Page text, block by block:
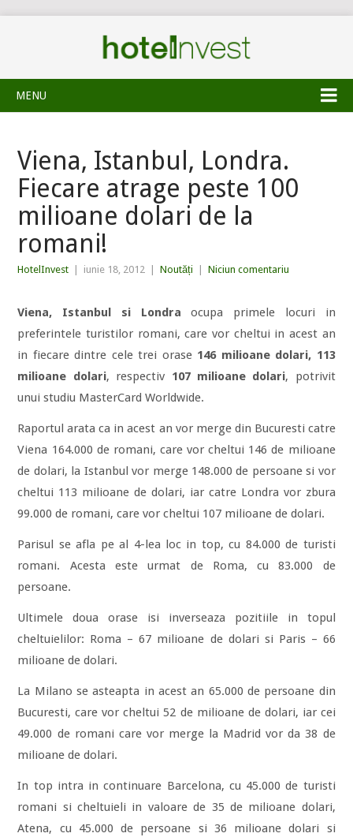
MENU
Viena, Istanbul, Londra.
Fiecare atrage peste 100
milioane dolari de la
romani!
HotelInvest iunie 18, 2012 Noutăți Niciun comentariu
Viena, Istanbul si Londra ocupa primele locuri in
preferintele turistilor romani, care vor cheltui in acest an
in fiecare dintre cele trei orase 146 milioane dolari, 113
milioane dolari, respectiv 107 milioane dolari, potrivit
unui studiu MasterCard Worldwide.
Raportul arata ca in acest an vor merge din Bucuresti catre
Viena 164.000 de romani, care vor cheltui 146 de milioane
de dolari, la Istanbul vor merge 148.000 de persoane si vor
cheltui 113 milioane de dolari, iar catre Londra vor zbura
99.000 de romani, care vor cheltui 107 milioane de dolari.
Parisul se afla pe al 4-lea loc in top, cu 84.000 de turisti
romani. Acesta este urmat de Roma, cu 83.000 de
persoane.
Ultimele doua orase isi inverseaza pozitiile in topul
cheltuielilor: Roma – 67 milioane de dolari si Paris – 66
milioane de dolari.
La Milano se asteapta in acest an 65.000 de persoane din
Bucuresti, care vor cheltui 52 de milioane de dolari, iar cei
49.000 de romani care vor merge la Madrid vor da 38 de
milioane de dolari.
In top intra in continuare Barcelona, cu 45.000 de turisti
romani si cheltuieli in valoare de 35 de milioane dolari,
Atena, cu 45.000 de persoane si 36 milioane dolari si